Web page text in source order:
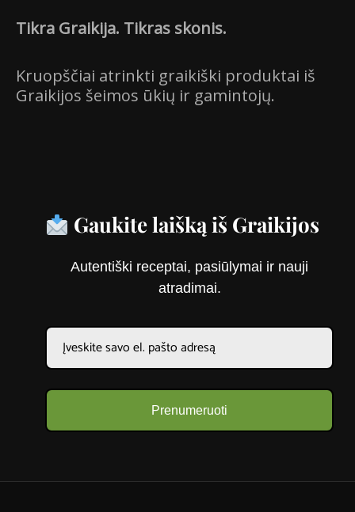
Tikra Graikija. Tikras skonis.
Kruopščiai atrinkti graikiški produktai iš
Graikijos šeimos ūkių ir gamintojų.
Gaukite laišką iš Graikijos
Autentiški receptai, pasiūlymai ir nauji
atradimai.
Prenumeruoti